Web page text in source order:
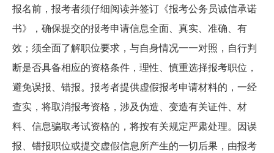
报名前，报考者须仔细阅读并签订《报考公务员诚信承诺
书》，确保提交的报考申请信息全面、真实、准确、有
效；须全面了解职位要求，与自身情况一一对照，自行判
断是否具备相应的资格条件，理性、慎重选择报考职位，
避免误报、错报。报考者提供虚假报考申请材料的，一经
查实，将取消报考资格，涉及伪造、变造有关证件、材
料、信息骗取考试资格的，将按有关规定严肃处理。因误
报、错报职位或提交虚假信息所产生的一切后果，由报考